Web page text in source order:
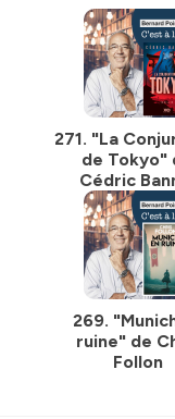
271. "La
de Tokyo"
Cédric
269.
ruine" de
Follon